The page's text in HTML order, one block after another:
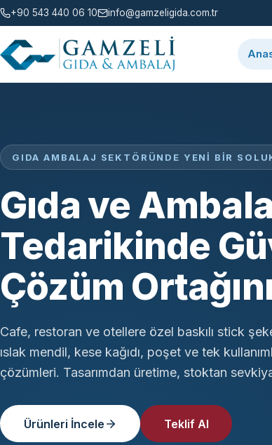
+90 543 440 06 10 info@gamzeligida.com.tr
GIDA AMBALAJ SEKTÖRÜNDE YENI BIR
Gıda ve
Tedarikinde
Çözüm
Cafe, restoran ve otellere özel baskılı stick
ıslak mendil, kese kağıdı, poşet ve tek
çözümleri. Tasarımdan üretime, stoktan
Ürünleri İncele Teklif Al